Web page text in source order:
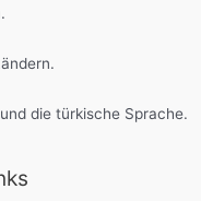
die türkische Sprache.